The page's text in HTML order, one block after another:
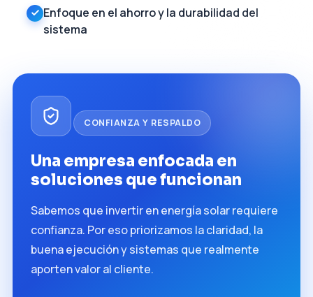
Enfoque en el ahorro y la durabilidad del
sistema
CONFIANZA Y RESPALDO
Una empresa enfocada en
soluciones que funcionan
Sabemos que invertir en energía solar requiere
confianza. Por eso priorizamos la claridad, la
buena ejecución y sistemas que realmente
aporten valor al cliente.